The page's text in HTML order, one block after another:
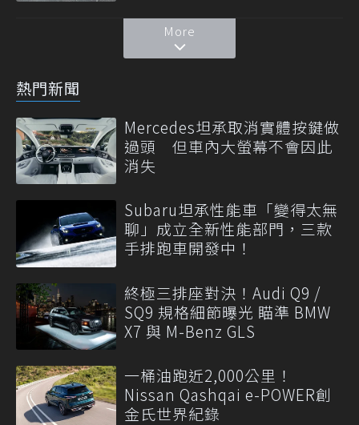
More
熱門新聞
Mercedes坦承取消實體按鍵做
過頭 但車內大螢幕不會因此
消失
Subaru坦承性能車「變得太無
聊」成立全新性能部門，三款
手排跑車開發中！
終極三排座對決！Audi Q9 /
SQ9 規格細節曝光 瞄準 BMW
X7 與 M-Benz GLS
一桶油跑近2,000公里！
Nissan Qashqai e-POWER創
金氏世界紀錄